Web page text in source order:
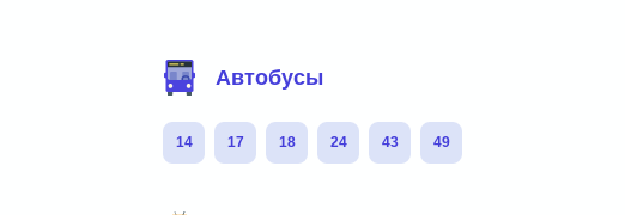
Автобусы
14 17 18 24 43 49